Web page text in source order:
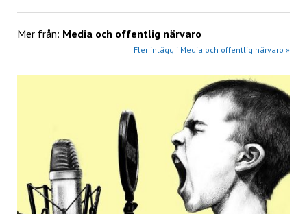
Mer från: Media och offentlig närvaro
Fler inlägg i Media och offentlig närvaro »